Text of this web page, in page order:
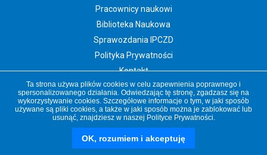
Pracownicy naukowi
Biblioteka Naukowa
Sprawozdania IPCZD
Polityka Prywatności
Kontakt
Newsletter IPCZD
Copyright 2019 Instytut „Pomnik-Centrum Zdrowia Dziecka”
czd.pl
nauka.czd.pl
Ta strona używa plików cookies w celu zapewnienia poprawnego i
spersonalizowanego działania. Odwiedzając tę stronę, zgadzasz się na
wykorzystywanie cookies. Szczegółowe informacje o tym, w jaki sposób
używane są pliki cookies, a także w jaki sposób można je zablokować lub
usunąć, znajdziesz w naszej Polityce Prywatności.
OK, rozumiem i akceptuję